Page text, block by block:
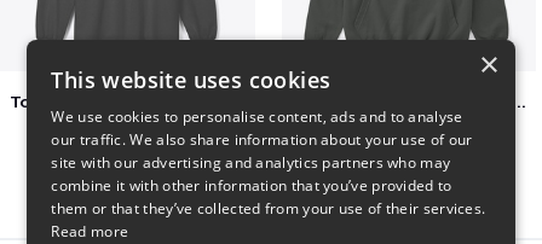
Varsity Halloween Spooky Season Letter
×
This website uses cookies
We use cookies to personalise content, ads and to analyse
our traffic. We also share information about your use of our
site with our advertising and analytics partners who may
combine it with other information that you’ve provided to
them or that they’ve collected from your use of their services.
Read more